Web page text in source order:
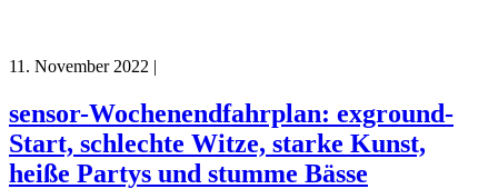
11. November 2022 |
sensor-Wochenendfahrplan: exground-
Start, schlechte Witze, starke Kunst,
heiße Partys und stumme Bässe